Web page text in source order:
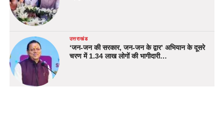
उत्तराखंड
‘जन-जन की सरकार, जन-जन के द्वार’ अभियान के दूसरे
चरण में 1.34 लाख लोगों की भागीदारी…